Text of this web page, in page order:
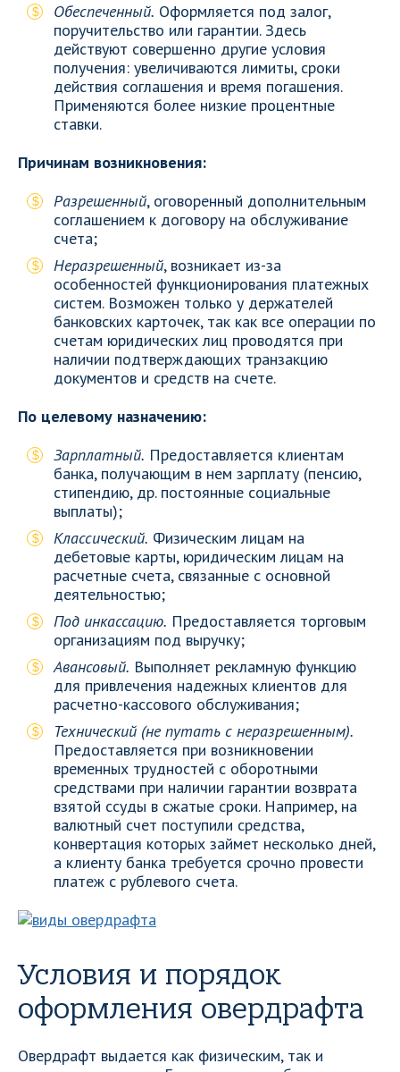
Обеспеченный. Оформляется под залог,
поручительство или гарантии. Здесь
действуют совершенно другие условия
получения: увеличиваются лимиты, сроки
действия соглашения и время погашения.
Применяются более низкие процентные
ставки.
Причинам возникновения:
Разрешенный, оговоренный дополнительным
соглашением к договору на обслуживание
счета;
Неразрешенный, возникает из-за
особенностей функционирования платежных
систем. Возможен только у держателей
банковских карточек, так как все операции по
счетам юридических лиц проводятся при
наличии подтверждающих транзакцию
документов и средств на счете.
По целевому назначению:
Зарплатный. Предоставляется клиентам
банка, получающим в нем зарплату (пенсию,
стипендию, др. постоянные социальные
выплаты);
Классический. Физическим лицам на
дебетовые карты, юридическим лицам на
расчетные счета, связанные с основной
деятельностью;
Под инкассацию. Предоставляется торговым
организациям под выручку;
Авансовый. Выполняет рекламную функцию
для привлечения надежных клиентов для
расчетно-кассового обслуживания;
Технический (не путать с неразрешенным).
Предоставляется при возникновении
временных трудностей с оборотными
средствами при наличии гарантии возврата
взятой ссуды в сжатые сроки. Например, на
валютный счет поступили средства,
конвертация которых займет несколько дней,
а клиенту банка требуется срочно провести
платеж с рублевого счета.
Условия и порядок
оформления овердрафта
Овердрафт выдается как физическим, так и